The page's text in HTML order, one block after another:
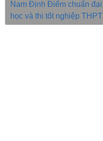
Nam Định Điểm chuẩn
học và thi tốt nghiệp